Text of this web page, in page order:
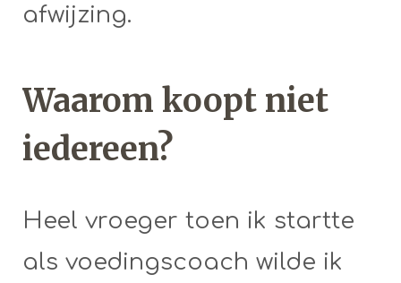
afwijzing.
Waarom koopt niet
iedereen?
Heel vroeger toen ik startte
als voedingscoach wilde ik